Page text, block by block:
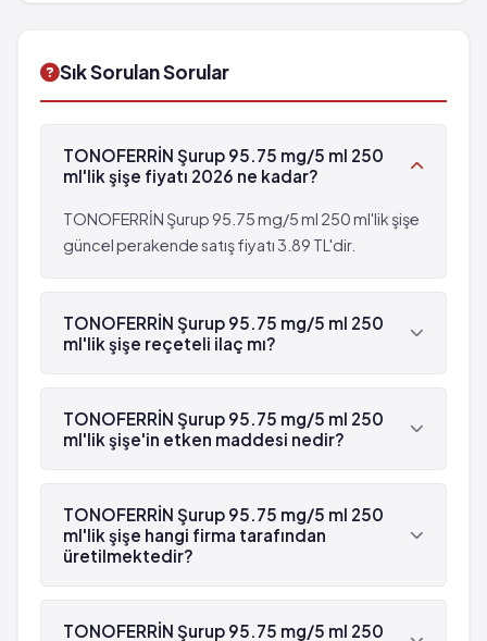
Sık Sorulan Sorular
TONOFERRİN Şurup 95.75 mg/5 ml 250
ml'lik şişe fiyatı 2026 ne kadar?
TONOFERRİN Şurup 95.75 mg/5 ml 250 ml'lik şişe
güncel perakende satış fiyatı 3.89 TL'dir.
TONOFERRİN Şurup 95.75 mg/5 ml 250
ml'lik şişe reçeteli ilaç mı?
Evet, TONOFERRİN Şurup 95.75 mg/5 ml 250
ml'lik şişe beyaz reçetelidir.
TONOFERRİN Şurup 95.75 mg/5 ml 250
ml'lik şişe'in etken maddesi nedir?
TONOFERRİN Şurup 95.75 mg/5 ml 250 ml'lik
şişe'in etken maddesi Ferrik amonyum sitrat 'dür.
TONOFERRİN Şurup 95.75 mg/5 ml 250
ml'lik şişe hangi firma tarafından
üretilmektedir?
TONOFERRİN Şurup 95.75 mg/5 ml 250 ml'lik şişe
, İ.E. Ulagay tarafından üretilmektedir.
TONOFERRİN Şurup 95.75 mg/5 ml 250